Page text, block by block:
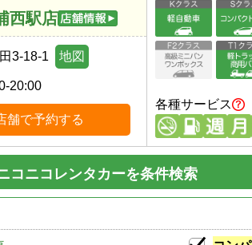
西駅店
3-18-1 地図
20:00
舗で予約する
各種サービス
コニコレンタカーを条件検索